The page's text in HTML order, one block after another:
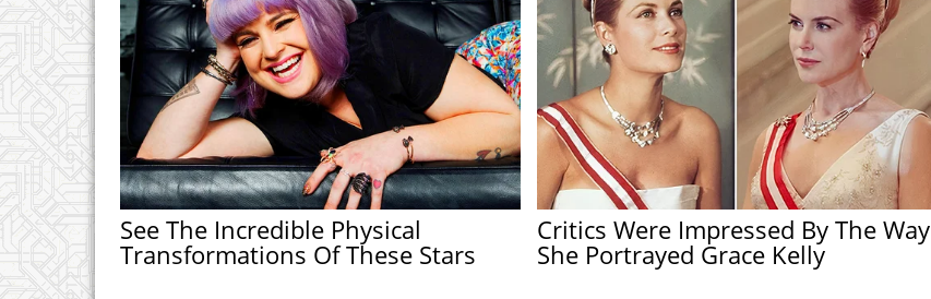
See The Incredible Physical
Transformations Of These Stars
Critics Were Impressed By The Way
She Portrayed Grace Kelly